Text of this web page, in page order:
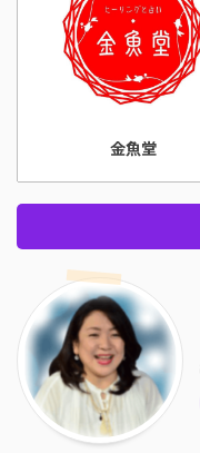
金魚堂